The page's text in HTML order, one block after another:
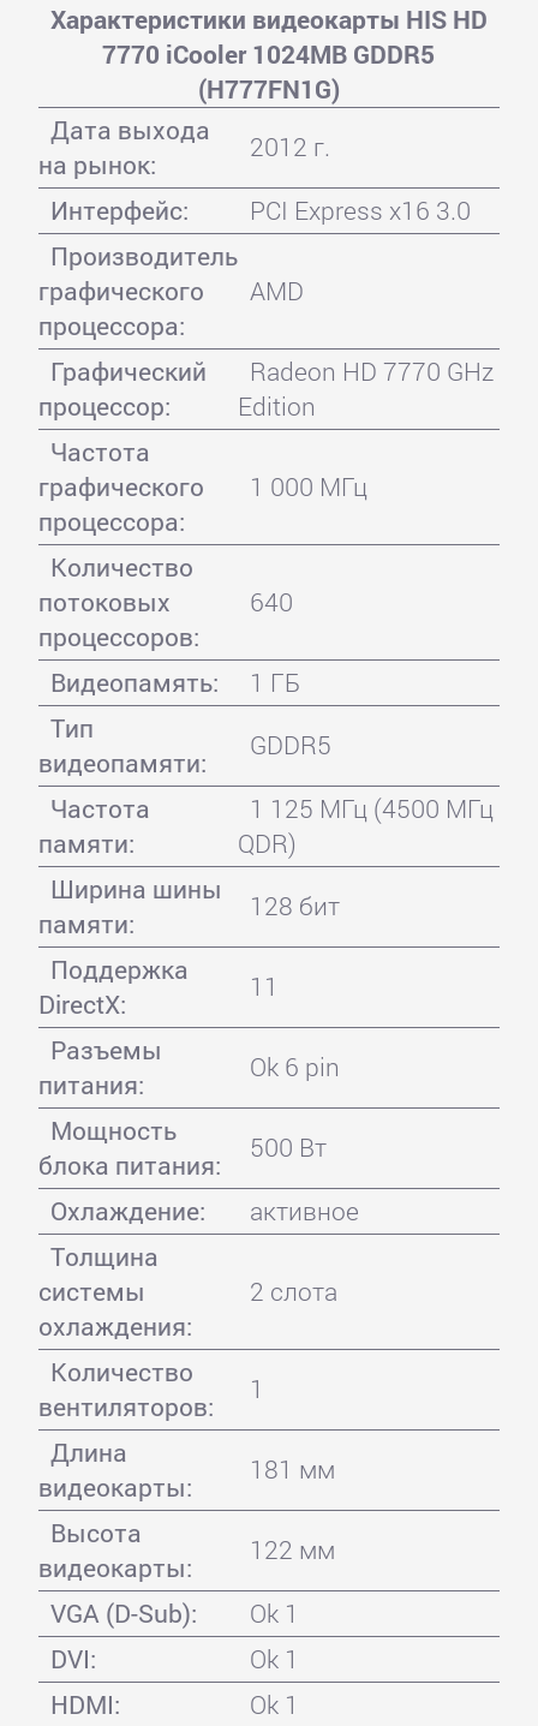
Характеристики видеокарты HIS HD
7770 iCooler 1024MB GDDR5
(H777FN1G)
Дата выхода
на рынок:
2012 г.
Интерфейс:
PCI Express x16 3.0
Производитель
графического
процессора:
AMD
Графический
процессор:
Radeon HD 7770 GHz
Edition
Частота
графического
процессора:
1 000 МГц
Количество
потоковых
процессоров:
640
Видеопамять:
1 ГБ
Тип
видеопамяти:
GDDR5
Частота
памяти:
1 125 МГц (4500 МГц
QDR)
Ширина шины
памяти:
128 бит
Поддержка
DirectX:
11
Разъемы
питания:
Ok 6 pin
Мощность
блока питания:
500 Вт
Охлаждение:
активное
Толщина
системы
охлаждения:
2 слота
Количество
вентиляторов:
1
Длина
видеокарты:
181 мм
Высота
видеокарты:
122 мм
VGA (D-Sub):
Ok 1
DVI:
Ok 1
HDMI:
Ok 1